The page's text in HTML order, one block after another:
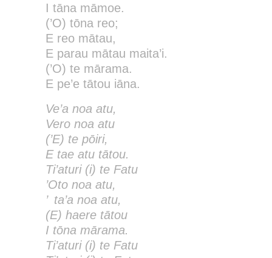
I tāna māmoe.
(’O) tōna reo;
E reo mātau,
E parau mātau maita’i.
(’O) te mārama.
E pe’e tātou iāna.
Ve’a noa atu,
Vero noa atu
(’E) te pōiri,
E tae atu tātou.
Ti’aturi (i) te Fatu
’Oto noa atu,
’ ta’a noa atu,
(E) haere tātou
I tōna mārama.
Ti’aturi (i) te Fatu